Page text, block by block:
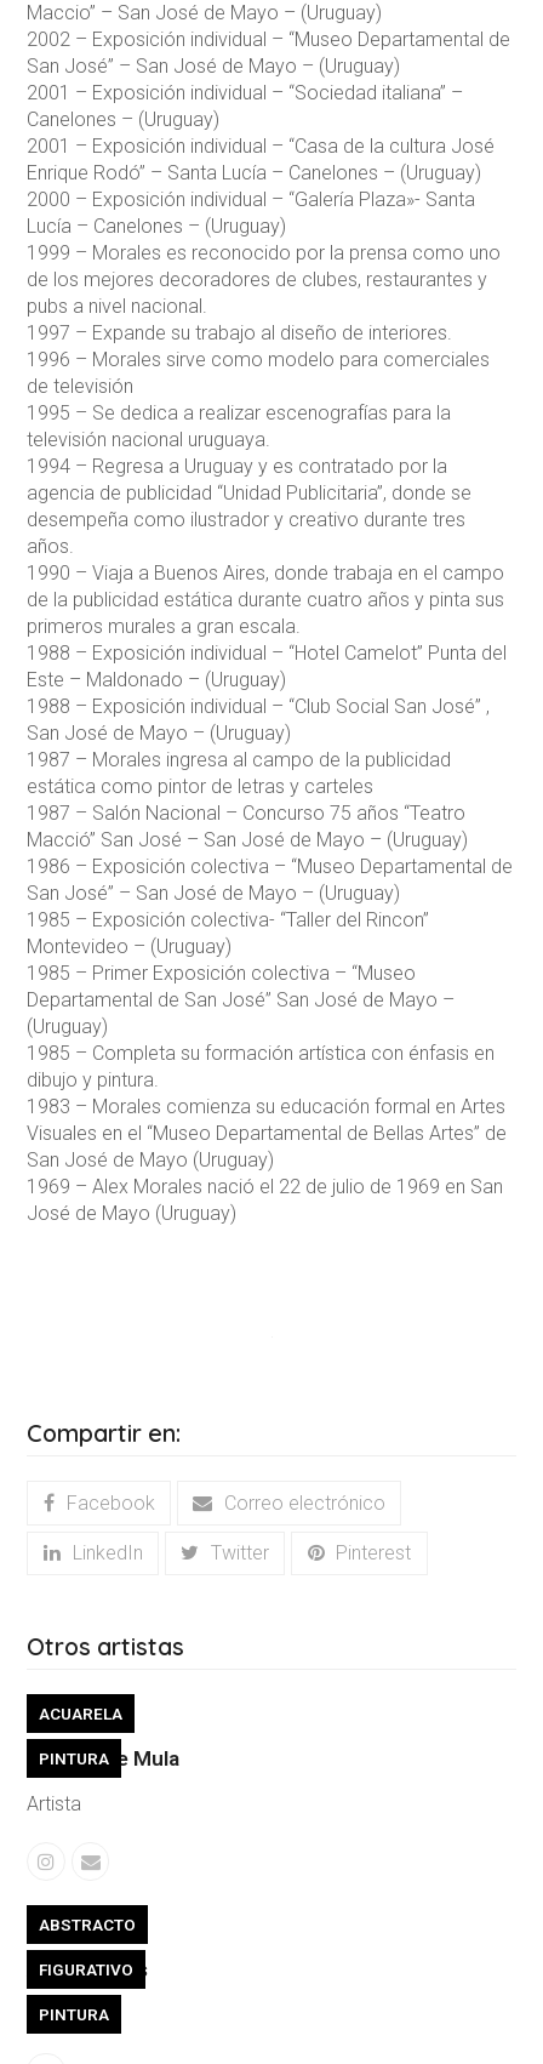
Maccio” – San José de Mayo – (Uruguay)
2002 – Exposición individual – “Museo Departamental de
San José” – San José de Mayo – (Uruguay)
2001 – Exposición individual – “Sociedad italiana” –
Canelones – (Uruguay)
2001 – Exposición individual – “Casa de la cultura José
Enrique Rodó” – Santa Lucía – Canelones – (Uruguay)
2000 – Exposición individual – “Galería Plaza»- Santa
Lucía – Canelones – (Uruguay)
1999 – Morales es reconocido por la prensa como uno
de los mejores decoradores de clubes, restaurantes y
pubs a nivel nacional.
1997 – Expande su trabajo al diseño de interiores.
1996 – Morales sirve como modelo para comerciales
de televisión
1995 – Se dedica a realizar escenografías para la
televisión nacional uruguaya.
1994 – Regresa a Uruguay y es contratado por la
agencia de publicidad “Unidad Publicitaria”, donde se
desempeña como ilustrador y creativo durante tres
años.
1990 – Viaja a Buenos Aires, donde trabaja en el campo
de la publicidad estática durante cuatro años y pinta sus
primeros murales a gran escala.
1988 – Exposición individual – “Hotel Camelot” Punta del
Este – Maldonado – (Uruguay)
1988 – Exposición individual – “Club Social San José” ,
San José de Mayo – (Uruguay)
1987 – Morales ingresa al campo de la publicidad
estática como pintor de letras y carteles
1987 – Salón Nacional – Concurso 75 años “Teatro
Macció” San José – San José de Mayo – (Uruguay)
1986 – Exposición colectiva – “Museo Departamental de
San José” – San José de Mayo – (Uruguay)
1985 – Exposición colectiva- “Taller del Rincon”
Montevideo – (Uruguay)
1985 – Primer Exposición colectiva – “Museo
Departamental de San José” San José de Mayo –
(Uruguay)
1985 – Completa su formación artística con énfasis en
dibujo y pintura.
1983 – Morales comienza su educación formal en Artes
Visuales en el “Museo Departamental de Bellas Artes” de
San José de Mayo (Uruguay)
1969 – Alex Morales nació el 22 de julio de 1969 en San
José de Mayo (Uruguay)
Compartir en:
Facebook Correo electrónico
LinkedIn Twitter Pinterest
Otros artistas
ACUARELA
PINTURA
Virginia De Mula
Artista
Instagram
Correo
ABSTRACTO
FIGURATIVO
PINTURA
Andrea Telis
Artista